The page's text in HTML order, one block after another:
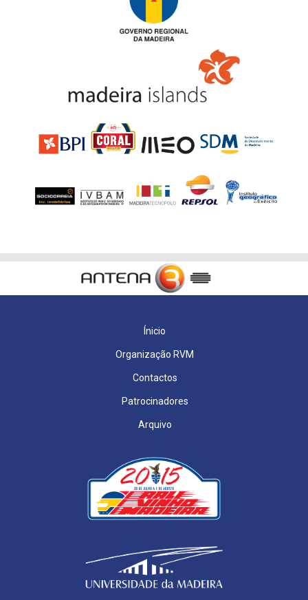
Ínicio
Organização RVM
Contactos
Patrocinadores
Arquivo